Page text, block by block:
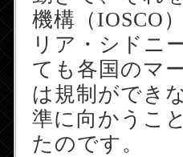
機構（IOSCO
リア・シドニ
ても各国のマ
は規制ができ
準に向かうこ
たのです。